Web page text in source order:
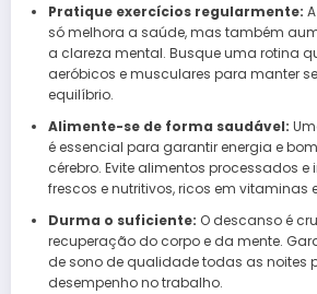
Pratique exercícios regularmente:
só melhora a saúde, mas também
a clareza mental. Busque uma rotina
aeróbicos e musculares para manter
equilíbrio.
Alimente-se de forma saudável:
é essencial para garantir energia e
cérebro. Evite alimentos processados
frescos e nutritivos, ricos em vitaminas
Durma o suficiente: O descanso é
recuperação do corpo e da mente.
de sono de qualidade todas as noites
desempenho no trabalho.